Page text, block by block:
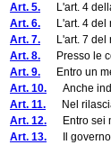
Art. 5. L'art. 4 della
Art. 6. L'art. 4 del
Art. 7. L'art. 7 del
Art. 8. Presso le
Art. 9. Entro un
Art. 10. Anche
Art. 11. Nel
Art. 12. Entro sei
Art. 13. Il governo